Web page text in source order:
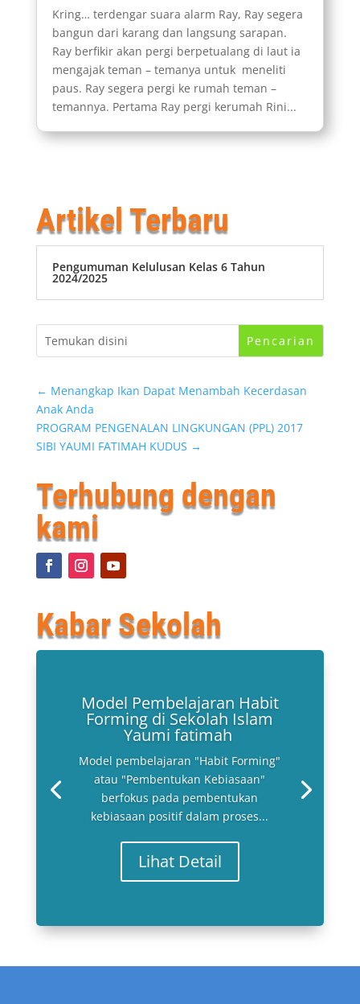
Kring… terdengar suara alarm Ray, Ray segera
bangun dari karang dan langsung sarapan.
Ray berfikir akan pergi berpetualang di laut ia
mengajak teman – temanya untuk meneliti
paus. Ray segera pergi ke rumah teman –
temannya. Pertama Ray pergi kerumah Rini...
Artikel Terbaru
Pengumuman Kelulusan Kelas 6 Tahun
2024/2025
← Menangkap Ikan Dapat Menambah Kecerdasan
Anak Anda
PROGRAM PENGENALAN LINGKUNGAN (PPL) 2017
SIBI YAUMI FATIMAH KUDUS →
Terhubung dengan
kami
Kabar Sekolah
Model Pembelajaran Habit
Forming di Sekolah Islam
Yaumi fatimah
Model pembelajaran "Habit Forming"
atau "Pembentukan Kebiasaan"
berfokus pada pembentukan
kebiasaan positif dalam proses...
Lihat Detail